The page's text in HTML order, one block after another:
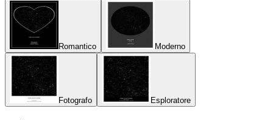
Romantico Moderno
Fotografo Esploratore